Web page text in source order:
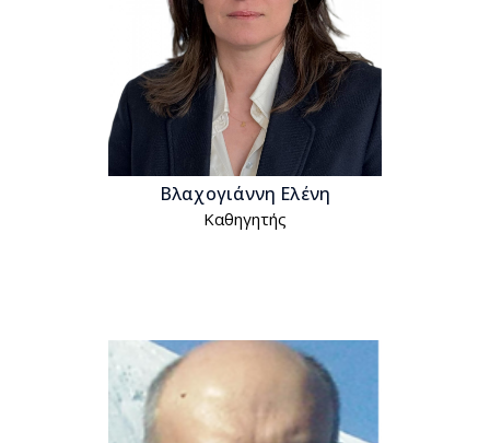
Βλαχογιάννη Ελένη
Kαθηγητής